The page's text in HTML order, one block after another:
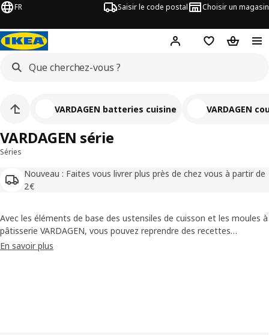
FR Saisir le code postal Choisir un magasin
Mon compteFavorisPanier
Séries
Nouveau : Faites vous livrer plus près de chez vous à partir de
2€
VARDAGEN série
VARDAGEN batteries cuisine VARDAGEN
Avec les éléments de base des ustensiles de cuisson et les moules à
pâtisserie VARDAGEN, vous pouvez reprendre des recettes
anciennes et nouvelles. Le plat de cuisson de conception
En savoir plus